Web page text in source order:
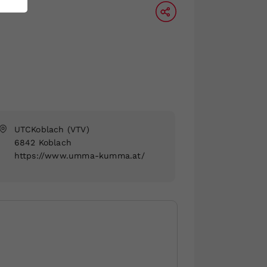
UTCKoblach (VTV)
6842 Koblach
https://www.umma-kumma.at/